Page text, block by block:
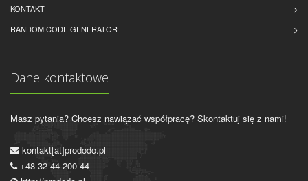
KONTAKT
RANDOM CODE GENERATOR
Dane kontaktowe
Masz pytania? Chcesz nawiązać współpracę? Skontaktuj się z nami!
kontakt[at]prododo.pl
+48 32 44 200 44